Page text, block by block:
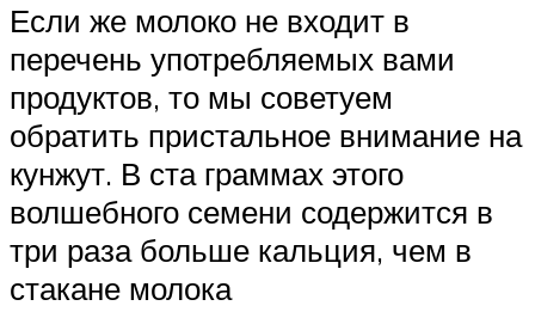
Если же молоко не входит в
перечень употребляемых вами
продуктов, то мы советуем
обратить пристальное внимание на
кунжут. В ста граммах этого
волшебного семени содержится в
три раза больше кальция, чем в
стакане молока